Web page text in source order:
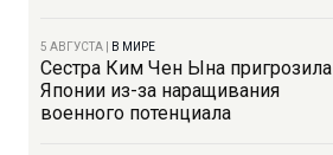
5 АВГУСТА В МИРЕ
Сестра Ким Чен Ына пригрозила
Японии из-за наращивания
военного потенциала